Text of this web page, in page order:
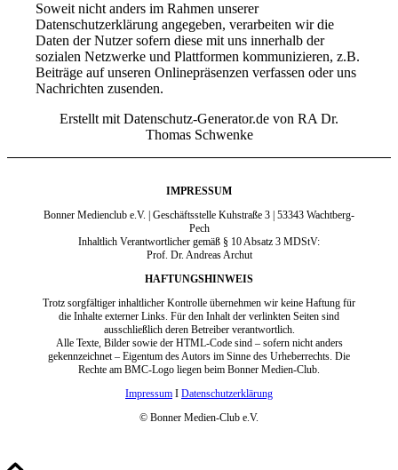
Soweit nicht anders im Rahmen unserer
Datenschutzerklärung angegeben, verarbeiten wir die
Daten der Nutzer sofern diese mit uns innerhalb der
sozialen Netzwerke und Plattformen kommunizieren, z.B.
Beiträge auf unseren Onlinepräsenzen verfassen oder uns
Nachrichten zusenden.
Erstellt mit Datenschutz-Generator.de von RA Dr.
Thomas Schwenke
IMPRESSUM
Bonner Medienclub e.V. | Geschäftsstelle Kuhstraße 3 | 53343 Wachtberg-
Pech
Inhaltlich Verantwortlicher gemäß § 10 Absatz 3 MDStV:
Prof. Dr. Andreas Archut
HAFTUNGSHINWEIS
Trotz sorgfältiger inhaltlicher Kontrolle übernehmen wir keine Haftung für
die Inhalte externer Links. Für den Inhalt der verlinkten Seiten sind
ausschließlich deren Betreiber verantwortlich.
Alle Texte, Bilder sowie der HTML-Code sind – sofern nicht anders
gekennzeichnet – Eigentum des Autors im Sinne des Urheberrechts. Die
Rechte am BMC-Logo liegen beim Bonner Medien-Club.
Impressum I Datenschutzerklärung
© Bonner Medien-Club e.V.